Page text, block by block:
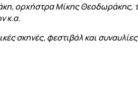
ορχήστρα Μίκης Θεοδωράκης,
κ.α.
σκηνές, φεστιβάλ και